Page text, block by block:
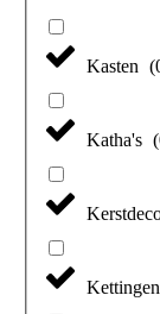
Kasten (
Katha's (
Kettingen